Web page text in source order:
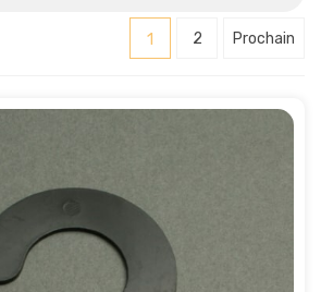
1 2 Prochain